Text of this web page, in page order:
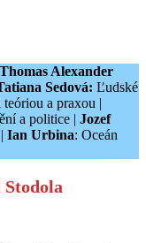
Thomas Alexander
Sedová: Ľudské
a praxou |
a politice | Jozef
Ian Urbina: Oceán
Stodola